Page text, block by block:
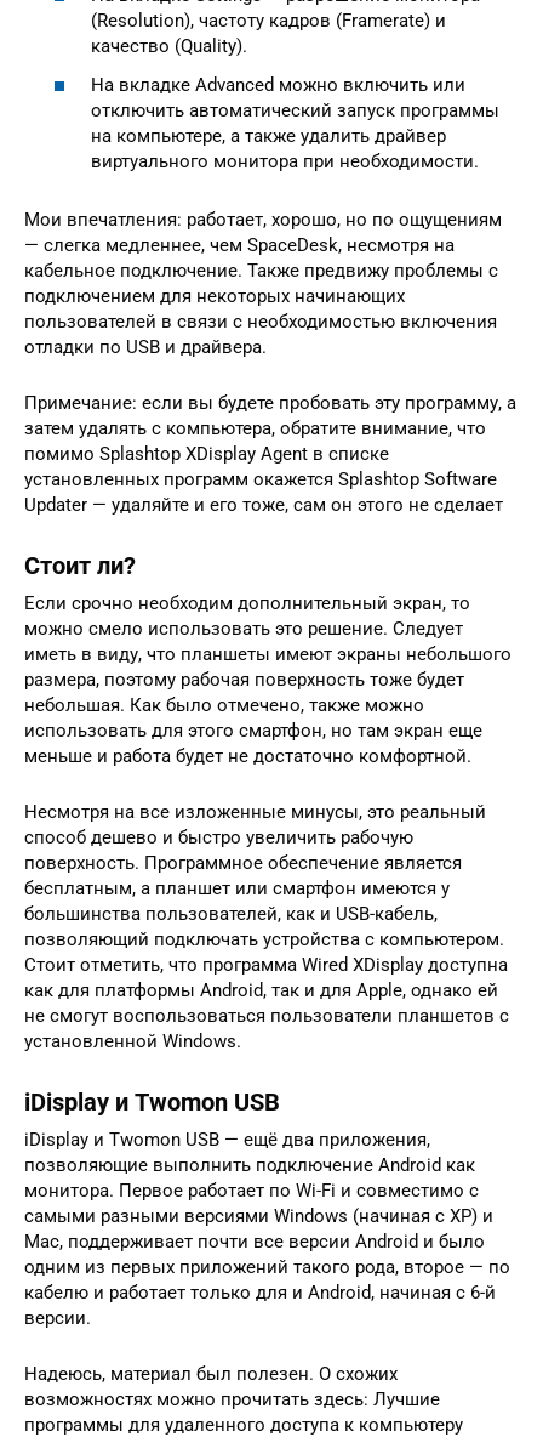
(Resolution), частоту кадров (Framerate) и
качество (Quality).
На вкладке Advanced можно включить или
отключить автоматический запуск программы
на компьютере, а также удалить драйвер
виртуального монитора при необходимости.
Мои впечатления: работает, хорошо, но по ощущениям
— слегка медленнее, чем SpaceDesk, несмотря на
кабельное подключение. Также предвижу проблемы с
подключением для некоторых начинающих
пользователей в связи с необходимостью включения
отладки по USB и драйвера.
Примечание: если вы будете пробовать эту программу, а
затем удалять с компьютера, обратите внимание, что
помимо Splashtop XDisplay Agent в списке
установленных программ окажется Splashtop Software
Updater — удаляйте и его тоже, сам он этого не сделает
Стоит ли?
Если срочно необходим дополнительный экран, то
можно смело использовать это решение. Следует
иметь в виду, что планшеты имеют экраны небольшого
размера, поэтому рабочая поверхность тоже будет
небольшая. Как было отмечено, также можно
использовать для этого смартфон, но там экран еще
меньше и работа будет не достаточно комфортной.
Несмотря на все изложенные минусы, это реальный
способ дешево и быстро увеличить рабочую
поверхность. Программное обеспечение является
бесплатным, а планшет или смартфон имеются у
большинства пользователей, как и USB-кабель,
позволяющий подключать устройства с компьютером.
Стоит отметить, что программа Wired XDisplay доступна
как для платформы Android, так и для Apple, однако ей
не смогут воспользоваться пользователи планшетов с
установленной Windows.
iDisplay и Twomon USB
iDisplay и Twomon USB — ещё два приложения,
позволяющие выполнить подключение Android как
монитора. Первое работает по Wi-Fi и совместимо с
самыми разными версиями Windows (начиная с XP) и
Mac, поддерживает почти все версии Android и было
одним из первых приложений такого рода, второе — по
кабелю и работает только для и Android, начиная с 6-й
версии.
Надеюсь, материал был полезен. О схожих
возможностях можно прочитать здесь: Лучшие
программы для удаленного доступа к компьютеру